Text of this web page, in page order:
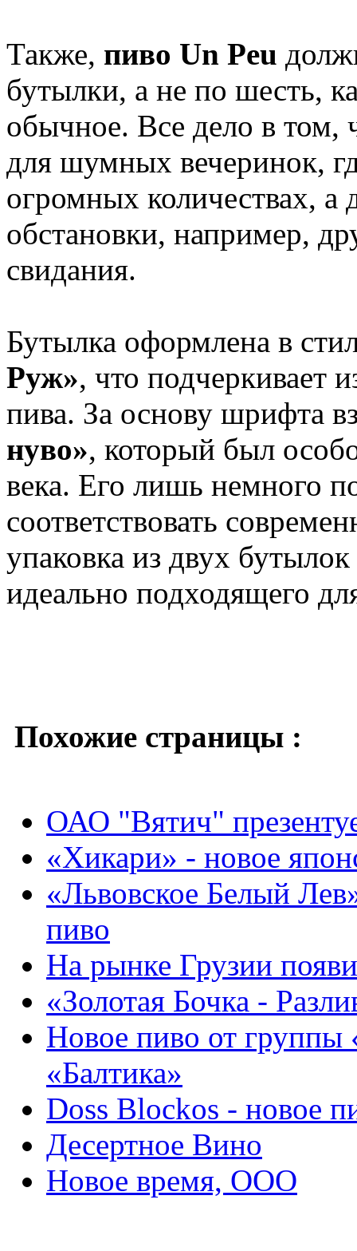
Также, пиво Un Peu
бутылки, а не по шесть,
обычное. Все дело в том,
для шумных вечеринок,
огромных количествах, а
обстановки, например,
свидания.
Бутылка оформлена в
Руж», что подчеркивает
пива. За основу шрифта
нуво», который был
века. Его лишь немного
соответствовать
упаковка из двух
идеально подходящего
Похожие страницы :
ОАО "Вятич"
«Хикари» - новое
«Львовское Белый
пиво
На рынке Грузии
«Золотая Бочка -
Новое пиво от группы
«Балтика»
Doss Blockos - новое
Десертное Вино
Новое время, ООО